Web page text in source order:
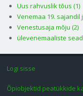
Uus rahvuslik tõus (1)
Venemaa 19. sajandil
Venestusaja mõju (2)
ülevenemaaliste
Logi sisse
Õpiobjektid peatükkide